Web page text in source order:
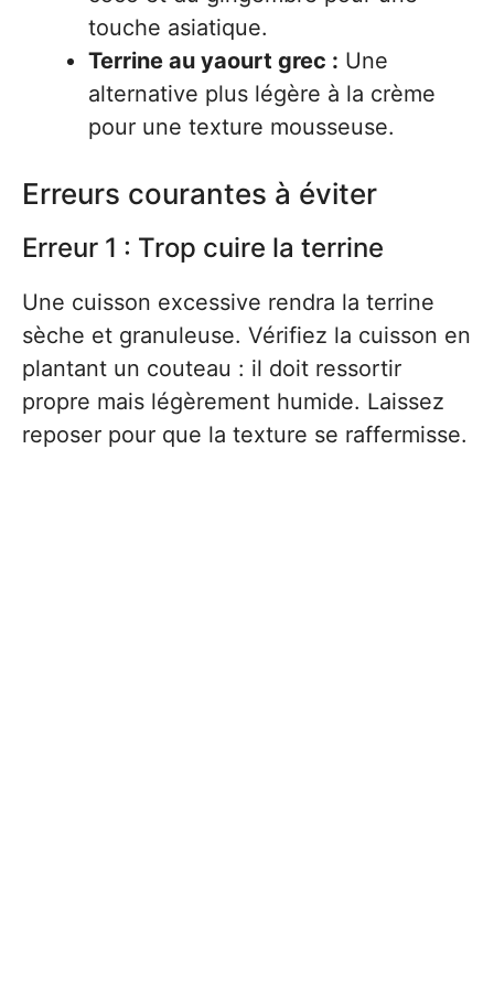
touche asiatique.
Terrine au yaourt grec : Une
alternative plus légère à la crème
pour une texture mousseuse.
Erreurs courantes à éviter
Erreur 1 : Trop cuire la terrine
Une cuisson excessive rendra la terrine
sèche et granuleuse. Vérifiez la cuisson en
plantant un couteau : il doit ressortir
propre mais légèrement humide. Laissez
reposer pour que la texture se raffermisse.